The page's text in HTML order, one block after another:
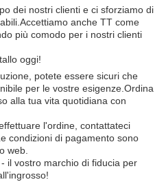
dei nostri clienti e ci sforziamo di
anche TT come
più comodo per i nostri clienti
oggi!
potete essere sicuri che
per le vostre esigenze.Ordina
alla tua vita quotidiana con
l'ordine, contattateci
condizioni di pagamento sono
web.
il vostro marchio di fiducia per